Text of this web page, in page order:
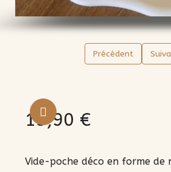
Précédent
13,90 €
Vide-poche déco en forme de